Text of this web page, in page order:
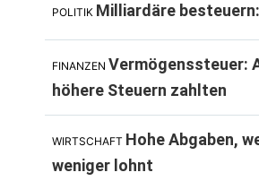
POLITIK Milliardäre
FINANZEN Vermögenssteuer:
höhere Steuern zahlten
WIRTSCHAFT Hohe Abgaben,
weniger lohnt